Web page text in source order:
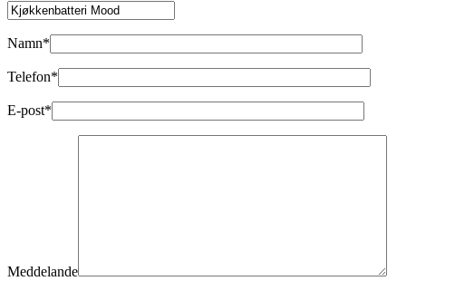
Namn*
Telefon*
E-post*
Meddelande